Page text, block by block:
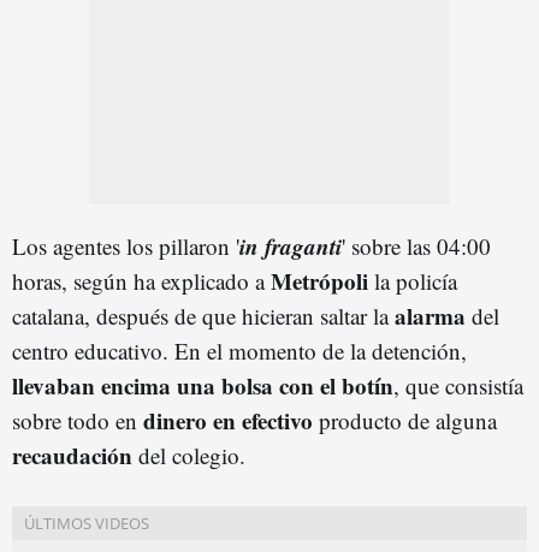
Los agentes los pillaron 'in fraganti' sobre las 04:00
horas, según ha explicado aMetrópoli la policía
catalana, después de que hicieran saltar laalarma del
centro educativo. En el momento de la detención,
llevaban encima una bolsa con el botín, que consistía
sobre todo en dinero en efectivo producto de alguna
recaudación del colegio.